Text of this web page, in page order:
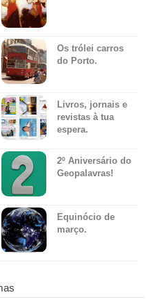
Os trólei carros
do Porto.
Livros, jornais e
revistas à tua
espera.
2º Aniversário do
Geopalavras!
Equinócio de
março.